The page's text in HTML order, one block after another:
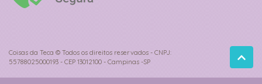
Coisas da Teca © Todos os direitos reservados - CNPJ:
55788025000193 - CEP 13012100 - Campinas -SP